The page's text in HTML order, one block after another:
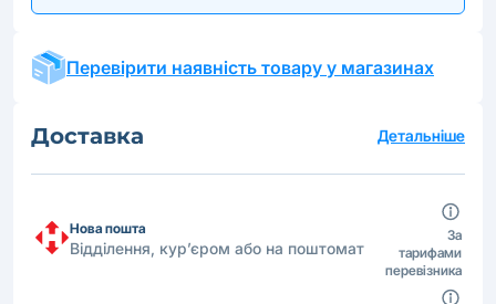
Перевірити наявність товару у магазинах
Доставка Детальніше
Нова пошта
Відділення, кур’єром або на поштомат
За
тарифами
перевізника